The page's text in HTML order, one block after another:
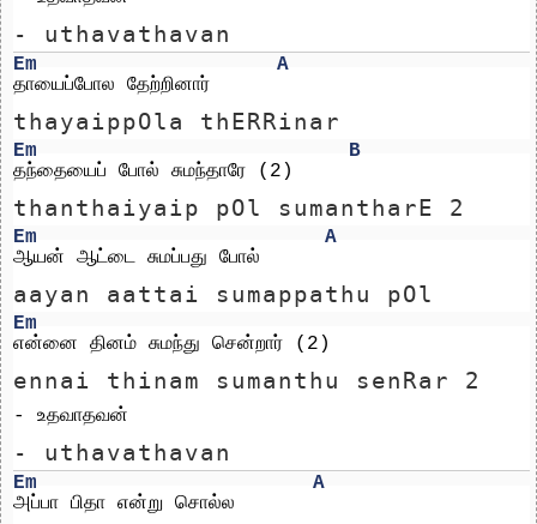
- uthavathavan
Em
A
தாயைப்போல தேற்றினார்
thayaippOla thERRinar
Em
B
தந்தையைப் போல் சுமந்தாரே (2)
thanthaiyaip pOl sumantharE 2
Em
A
ஆயன் ஆட்டை சுமப்பது போல்
aayan aattai sumappathu pOl
Em
என்னை தினம் சுமந்து சென்றார் (2)
ennai thinam sumanthu senRar 2
- உதவாதவன்
- uthavathavan
Em
A
அப்பா பிதா என்று சொல்ல